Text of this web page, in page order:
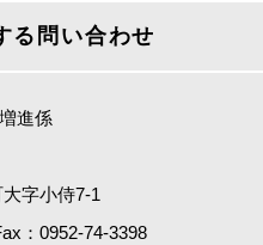
る問い合わせ
進係
字小侍7-1
：0952-74-3398